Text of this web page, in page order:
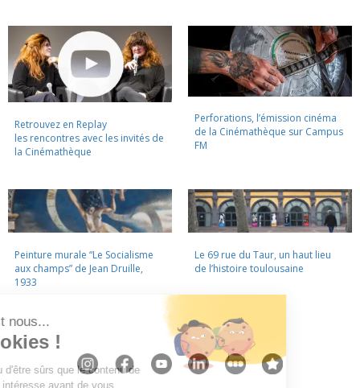
Retrouvez en Replay
les rencontres avec les invités de
la Cinémathèque
Perforations, l’émission cinéma
de la Cinémathèque sur Campus
FM
Peinture murale “Le Socialisme
aux champs” de Jean Druille,
1933
Le 69 rue du Taur, un haut lieu
de l’histoire toulousaine